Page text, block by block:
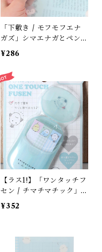
「下敷き / モフモフエナ
ガズ」シマエナガとペンギ
ンのお顔 / B5サイズ / ク
リア素材 / クーリア＊半
透明水色【残り僅か!】
¥286
【ラス1!】「ワンタッチフ
セン / チマチマチック」
シマエナガ・セキセイ・オ
カメのハードケース入り付
在庫限り】
¥352